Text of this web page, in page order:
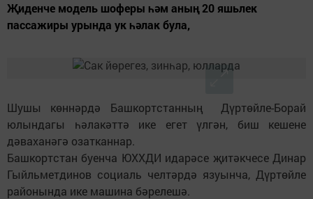
Җиденче модель шоферы һәм аның 20 яшьлек
пассажиры урында ук һәлак була,
Шушы көннәрдә Башкортстанның Дүртөйле-Борай
юлындагы һәлакәттә ике егет үлгән, биш кешене
дәваханәгә озатканнар.
Башкортстан буенча ЮХХДИ идарәсе җитәкчесе Динар
Гыйльметдинов социаль челтәрдә язуынча, Дүртөйле
районында ике машина бәрелешә.